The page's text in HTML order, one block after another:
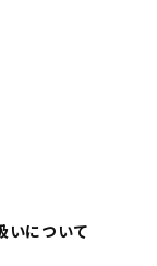
いについて